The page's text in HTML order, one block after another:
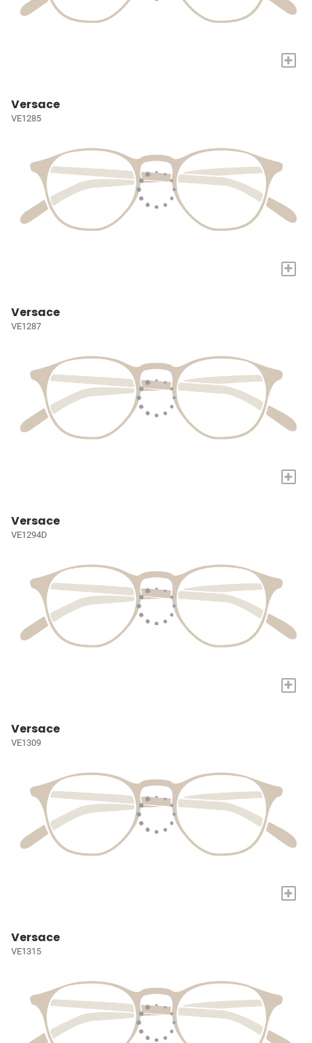
+
Versace
VE1285
+
Versace
VE1287
+
Versace
VE1294D
+
Versace
VE1309
+
Versace
VE1315